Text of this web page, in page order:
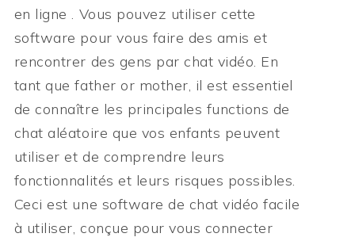
en ligne . Vous pouvez utiliser cette
software pour vous faire des amis et
rencontrer des gens par chat vidéo. En
tant que father or mother, il est essentiel
de connaître les principales functions de
chat aléatoire que vos enfants peuvent
utiliser et de comprendre leurs
fonctionnalités et leurs risques possibles.
Ceci est une software de chat vidéo facile
à utiliser, conçue pour vous connecter